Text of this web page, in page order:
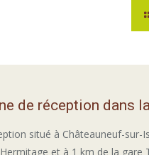
de réception dans
situé à Châteauneuf-sur-
et à 1 km de la gare